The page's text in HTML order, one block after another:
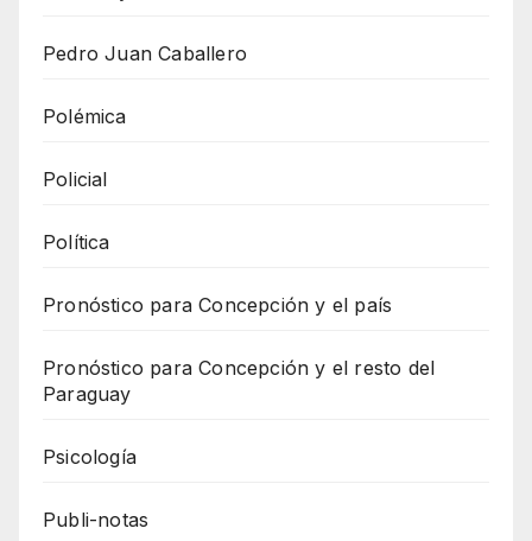
Pedro Juan Caballero
Polémica
Policial
Política
Pronóstico para Concepción y el país
Pronóstico para Concepción y el resto del
Paraguay
Psicología
Publi-notas